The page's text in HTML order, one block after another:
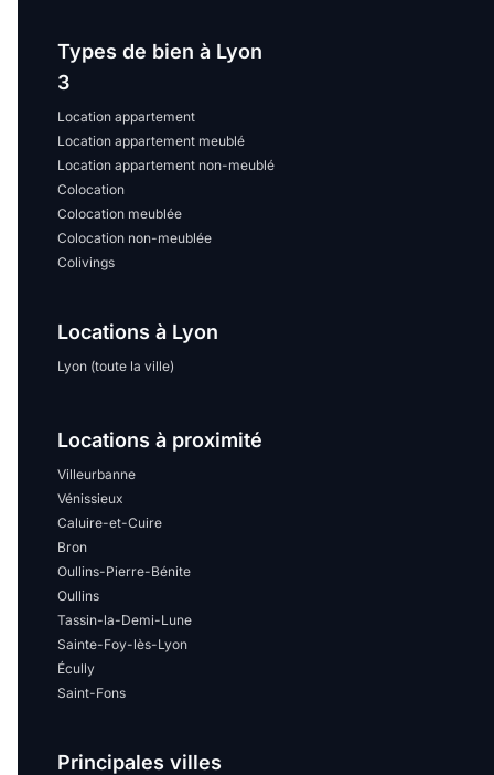
Types de bien à Lyon
3
Location appartement
Location appartement meublé
Location appartement non-meublé
Colocation
Colocation meublée
Colocation non-meublée
Colivings
Locations à Lyon
Lyon (toute la ville)
Locations à proximité
Villeurbanne
Vénissieux
Caluire-et-Cuire
Bron
Oullins-Pierre-Bénite
Oullins
Tassin-la-Demi-Lune
Sainte-Foy-lès-Lyon
Écully
Saint-Fons
Principales villes